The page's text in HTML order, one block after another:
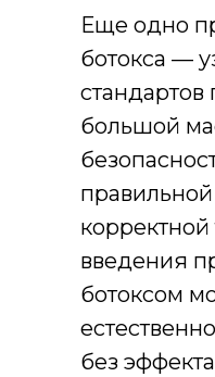
Еще одно
ботокса —
большой
корректной
введения
ботоксом
без